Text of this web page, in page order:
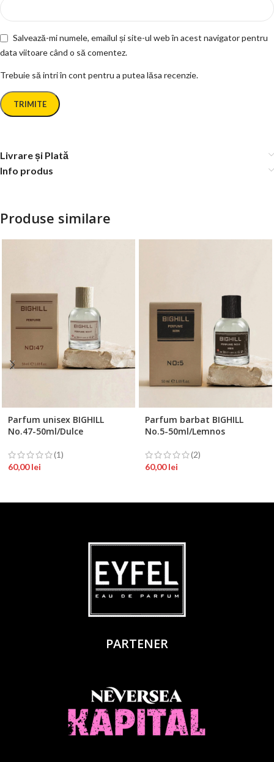
Salvează-mi numele, emailul și site-ul web în acest navigator pentru
data viitoare când o să comentez.
Trebuie să intri în cont pentru a putea lăsa recenzie.
Livrare și Plată
Info produs
Produse similare
Parfum unisex BIGHILL
No.47-50ml/Dulce
(1)
60,00lei
Parfum barbat BIGHILL
No.5-50ml/Lemnos
(2)
60,00lei
PARTENER